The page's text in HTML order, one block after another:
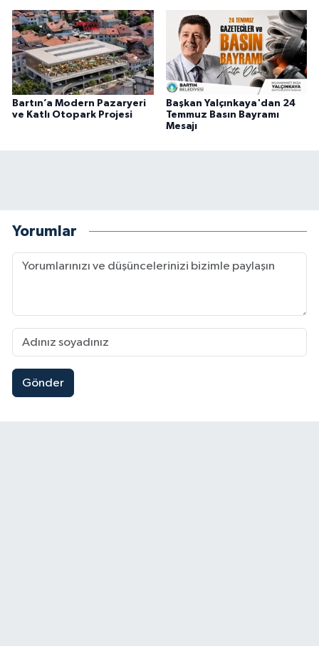
Bartın’a Modern Pazaryeri
ve Katlı Otopark Projesi
Başkan Yalçınkaya'dan 24
Temmuz Basın Bayramı
Mesajı
Yorumlar
Gönder